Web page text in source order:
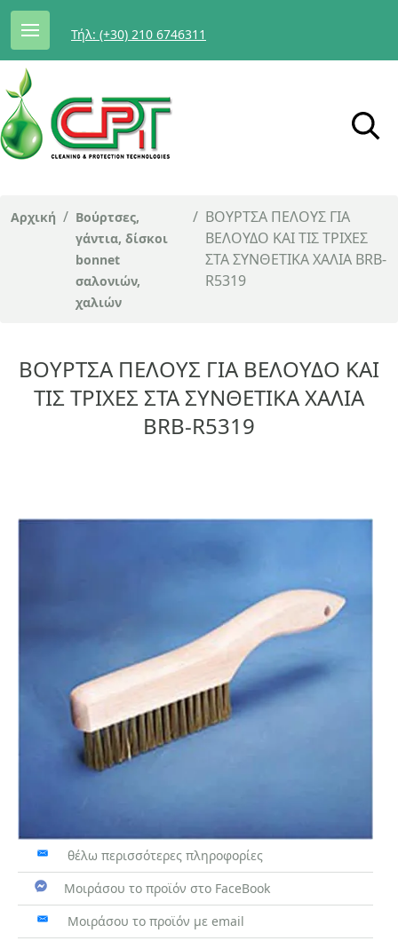
Τήλ: (+30) 210 6746311
Αρχική / Βούρτσες,
γάντια, δίσκοι
bonnet
σαλονιών,
χαλιών
/ ΒΟΥΡΤΣΑ ΠΕΛΟΥΣ ΓΙΑ
ΒΕΛΟΥΔΟ ΚΑΙ ΤΙΣ ΤΡΙΧΕΣ
ΣΤΑ ΣΥΝΘΕΤΙΚΑ ΧΑΛΙΑ BRB-
R5319
ΒΟΥΡΤΣΑ ΠΕΛΟΥΣ ΓΙΑ ΒΕΛΟΥΔΟ ΚΑΙ
ΤΙΣ ΤΡΙΧΕΣ ΣΤΑ ΣΥΝΘΕΤΙΚΑ ΧΑΛΙΑ
BRB-R5319
θέλω περισσότερες πληροφορίες
Μοιράσου το προϊόν στο FaceBook
Μοιράσου το προϊόν με email